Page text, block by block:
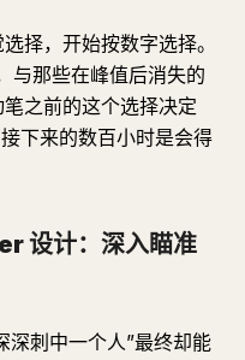
择，开始按数字选择。
与那些在峰值后消失的
之前的这个选择决定
下来的数百小时是会得
设计：深入瞄准
深刺中一个人”最终却能